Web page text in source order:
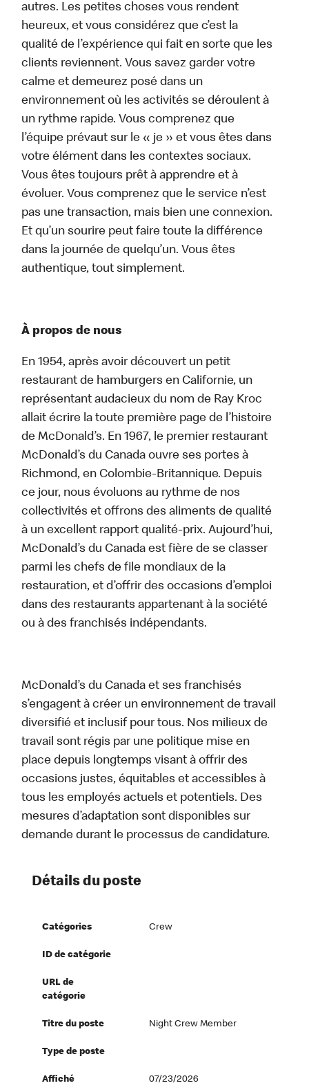
autres. Les petites choses vous rendent
heureux, et vous considérez que c’est la
qualité de l’expérience qui fait en sorte que les
clients reviennent. Vous savez garder votre
calme et demeurez posé dans un
environnement où les activités se déroulent à
un rythme rapide. Vous comprenez que
l’équipe prévaut sur le « je » et vous êtes dans
votre élément dans les contextes sociaux.
Vous êtes toujours prêt à apprendre et à
évoluer. Vous comprenez que le service n’est
pas une transaction, mais bien une connexion.
Et qu’un sourire peut faire toute la différence
dans la journée de quelqu’un. Vous êtes
authentique, tout simplement.
À propos de nous
En 1954, après avoir découvert un petit
restaurant de hamburgers en Californie, un
représentant audacieux du nom de Ray Kroc
allait écrire la toute première page de l’histoire
de McDonald’s. En 1967, le premier restaurant
McDonald’s du Canada ouvre ses portes à
Richmond, en Colombie-Britannique. Depuis
ce jour, nous évoluons au rythme de nos
collectivités et offrons des aliments de qualité
à un excellent rapport qualité-prix. Aujourd’hui,
McDonald’s du Canada est fière de se classer
parmi les chefs de file mondiaux de la
restauration, et d’offrir des occasions d’emploi
dans des restaurants appartenant à la société
ou à des franchisés indépendants.
McDonald’s du Canada et ses franchisés
s’engagent à créer un environnement de travail
diversifié et inclusif pour tous. Nos milieux de
travail sont régis par une politique mise en
place depuis longtemps visant à offrir des
occasions justes, équitables et accessibles à
tous les employés actuels et potentiels. Des
mesures d’adaptation sont disponibles sur
demande durant le processus de candidature.
Détails du poste
Catégories Crew
ID de catégorie
URL de
catégorie
Titre du poste Night Crew Member
Type de poste
Affiché 07/23/2026